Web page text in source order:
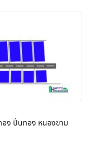
อง ปิ่นทอง หนองขาม